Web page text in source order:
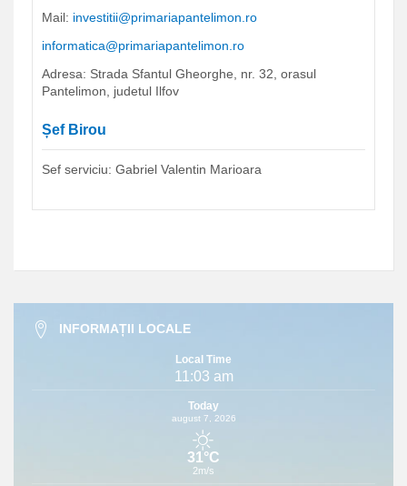
Mail: investitii@primariapantelimon.ro
informatica@primariapantelimon.ro
Adresa: Strada Sfantul Gheorghe, nr. 32, orasul
Pantelimon, judetul Ilfov
Șef Birou
Sef serviciu: Gabriel Valentin Marioara
INFORMAȚII LOCALE
Local Time
11:03 am
Today
august 7, 2026
31°C
2m/s